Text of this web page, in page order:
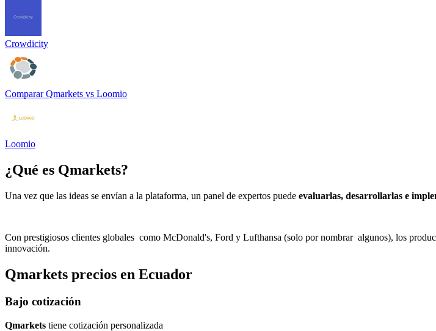
Crowdicity
Comparar Qmarkets vs Loomio
Loomio
¿Qué es Qmarkets?
Una vez que las ideas se envían a la plataforma, un panel de expertos puede evaluarlas, desarrollarlas e
Con prestigiosos clientes globales como McDonald's, Ford y Lufthansa (solo por nombrar algunos), los
innovación.
Qmarkets precios en Ecuador
Bajo cotización
Qmarkets tiene cotización personalizada